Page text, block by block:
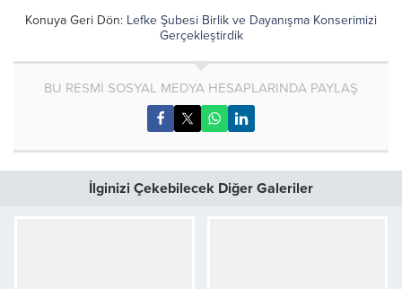
Konuya Geri Dön: Lefke Şubesi Birlik ve Dayanışma Konserimizi
Gerçekleştirdik
BU RESMİ SOSYAL MEDYA HESAPLARINDA PAYLAŞ
İlginizi Çekebilecek Diğer Galeriler